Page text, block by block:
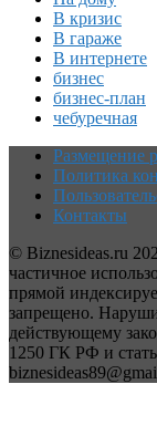
В кризис
В гараже
В интернете
бизнес
бизнес-план
чебуречная
Размещение
Политика
Контакты
© Biznesideas.ru
частичное
прямой
запрещено.
действующему
1250 ГК РФ и